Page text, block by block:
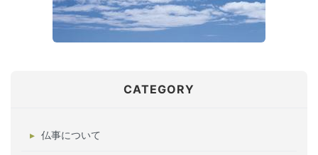
CATEGORY
仏事について